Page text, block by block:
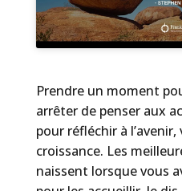
Prendre un moment
arrêter de penser aux
pour réfléchir à
croissance. Les
naissent lorsque vous